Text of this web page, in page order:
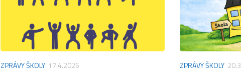
ZPRÁVY ŠKOLY 17.4.2026 ZPRÁVY ŠKOLY